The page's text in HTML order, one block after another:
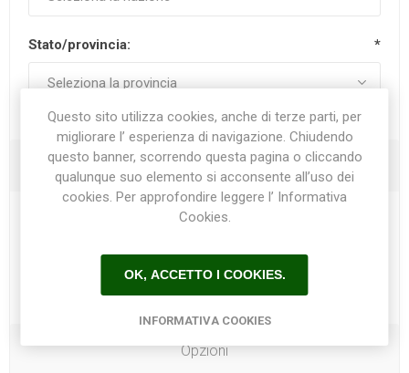
Stato/provincia: *
Recapiti
Opzioni
Questo sito utilizza cookies, anche di terze parti, per
migliorare l’ esperienza di navigazione. Chiudendo
questo banner, scorrendo questa pagina o cliccando
qualunque suo elemento si acconsente all’uso dei
cookies. Per approfondire leggere l’ Informativa
Cookies.
OK, ACCETTO I COOKIES.
INFORMATIVA COOKIES